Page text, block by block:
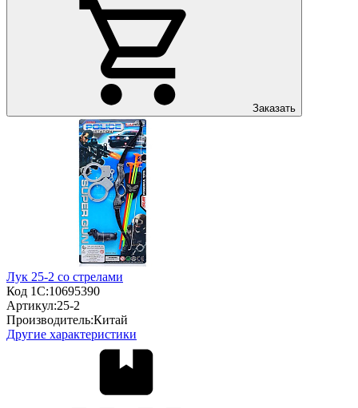
Заказать
Лук 25-2 со стрелами
Код 1С:10695390
Артикул:25-2
Производитель:Китай
Другие характеристики